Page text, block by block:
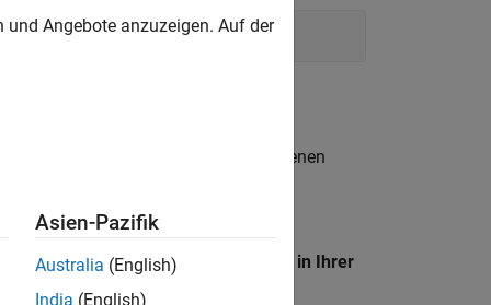
Human Resources
. Wenn Sie noch immer keine offenen
unseres
Standort, um alle Stellenangebote in Ihrer
Angebote anzuzeigen. Auf der
Asien-Pazifik
Australia (English)
India (English)